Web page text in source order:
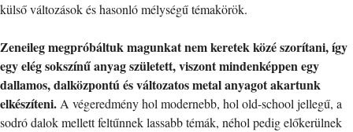
külső változások és hasonló mélységű témakörök.
Zeneileg megpróbáltuk magunkat nem keretek közé szorítani, így
egy elég sokszínű anyag született, viszont mindenképpen egy
dallamos, dalközpontú és változatos metal anyagot akartunk
elkészíteni.A végeredmény hol modernebb, hol old-school jellegű, a
sodró dalok mellett feltűnnek lassabb témák, néhol pedig előkerülnek